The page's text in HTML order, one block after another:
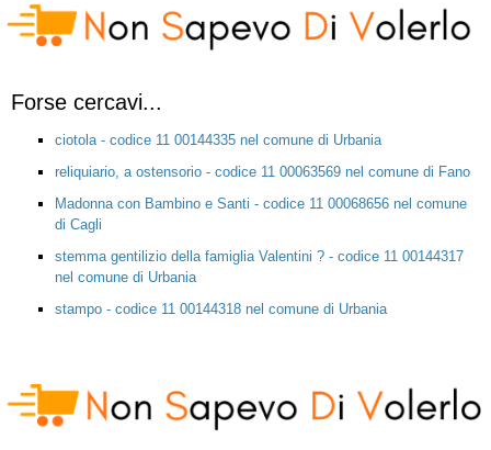
Forse cercavi...
ciotola - codice 11 00144335 nel comune di Urbania
reliquiario, a ostensorio - codice 11 00063569 nel comune di Fano
Madonna con Bambino e Santi - codice 11 00068656 nel comune
di Cagli
stemma gentilizio della famiglia Valentini ? - codice 11 00144317
nel comune di Urbania
stampo - codice 11 00144318 nel comune di Urbania